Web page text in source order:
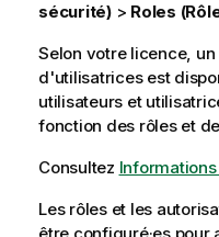
sécurité)> Roles
Selon votre licence,
d'utilisatrices est
utilisateurs et
fonction des rôles et
Consultez
Les rôles et les